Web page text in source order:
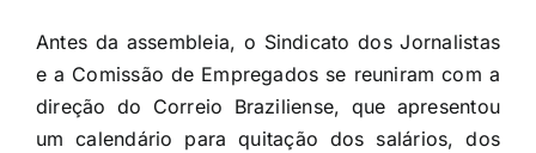
Antes da assembleia, o Sindicato dos Jornalistas
e a Comissão de Empregados se reuniram com a
direção do Correio Braziliense, que apresentou
um calendário para quitação dos salários, dos